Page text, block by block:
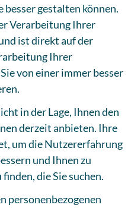
gestalten können.
Verarbeitung Ihrer
ist direkt auf der
Ihrer
von einer immer besser
in der Lage, Ihnen den
derzeit anbieten. Ihre
um die Nutzererfahrung
und Ihnen zu
die Sie suchen.
personenbezogenen